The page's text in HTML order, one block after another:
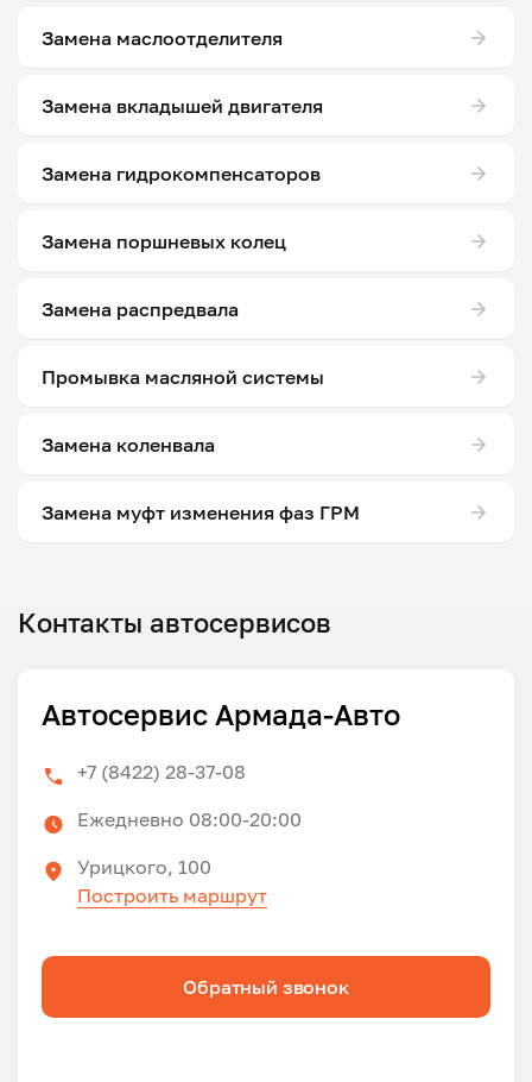
Замена маслоотделителя
Замена вкладышей двигателя
Замена гидрокомпенсаторов
Замена поршневых колец
Замена распредвала
Промывка масляной системы
Замена коленвала
Замена муфт изменения фаз ГРМ
Контакты автосервисов
Автосервис Армада-Авто
+7 (8422) 28-37-08
Ежедневно 08:00-20:00
Урицкого, 100
Построить маршрут
Обратный звонок